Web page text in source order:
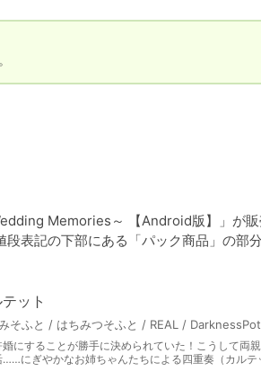
Memories～ 【Android版】」が
表記の下部にある「パック商品」の部
ット
にすることが勝手に決められていた！こうして両
にぎやかなお姉ちゃんたちによる四重奏（カルテ